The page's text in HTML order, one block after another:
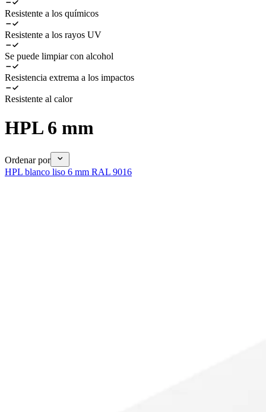
Resistente a los químicos
Resistente a los rayos UV
Se puede limpiar con alcohol
Resistencia extrema a los impactos
Resistente al calor
HPL 6 mm
Ordenar por
HPL blanco liso 6 mm RAL 9016